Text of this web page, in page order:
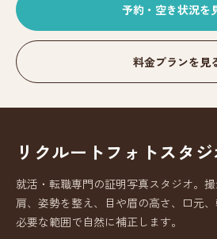
予約・空き状況を
料金プランを見
リクルートフォトスタジ
就活・転職専門の証明写真スタジオ。撮
肩、姿勢を整え、目や眉の高さ、口元
必要な範囲で自然に補正します。